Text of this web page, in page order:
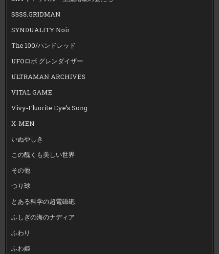
SSSS.GRIDMAN
SYNDUALITY Noir
The 100/ハンドレッド
UFOロボ グレンダイザー
ULTRAMAN ARCHIVES
VITAL GAME
Vivy-Fluorite Eye’s Song
X-MEN
いぬやしき
この醜くも美しい世界
その他
つり球
とある科学の超電磁砲
ふしぎの海のナディア
ふわり
ふわ姫